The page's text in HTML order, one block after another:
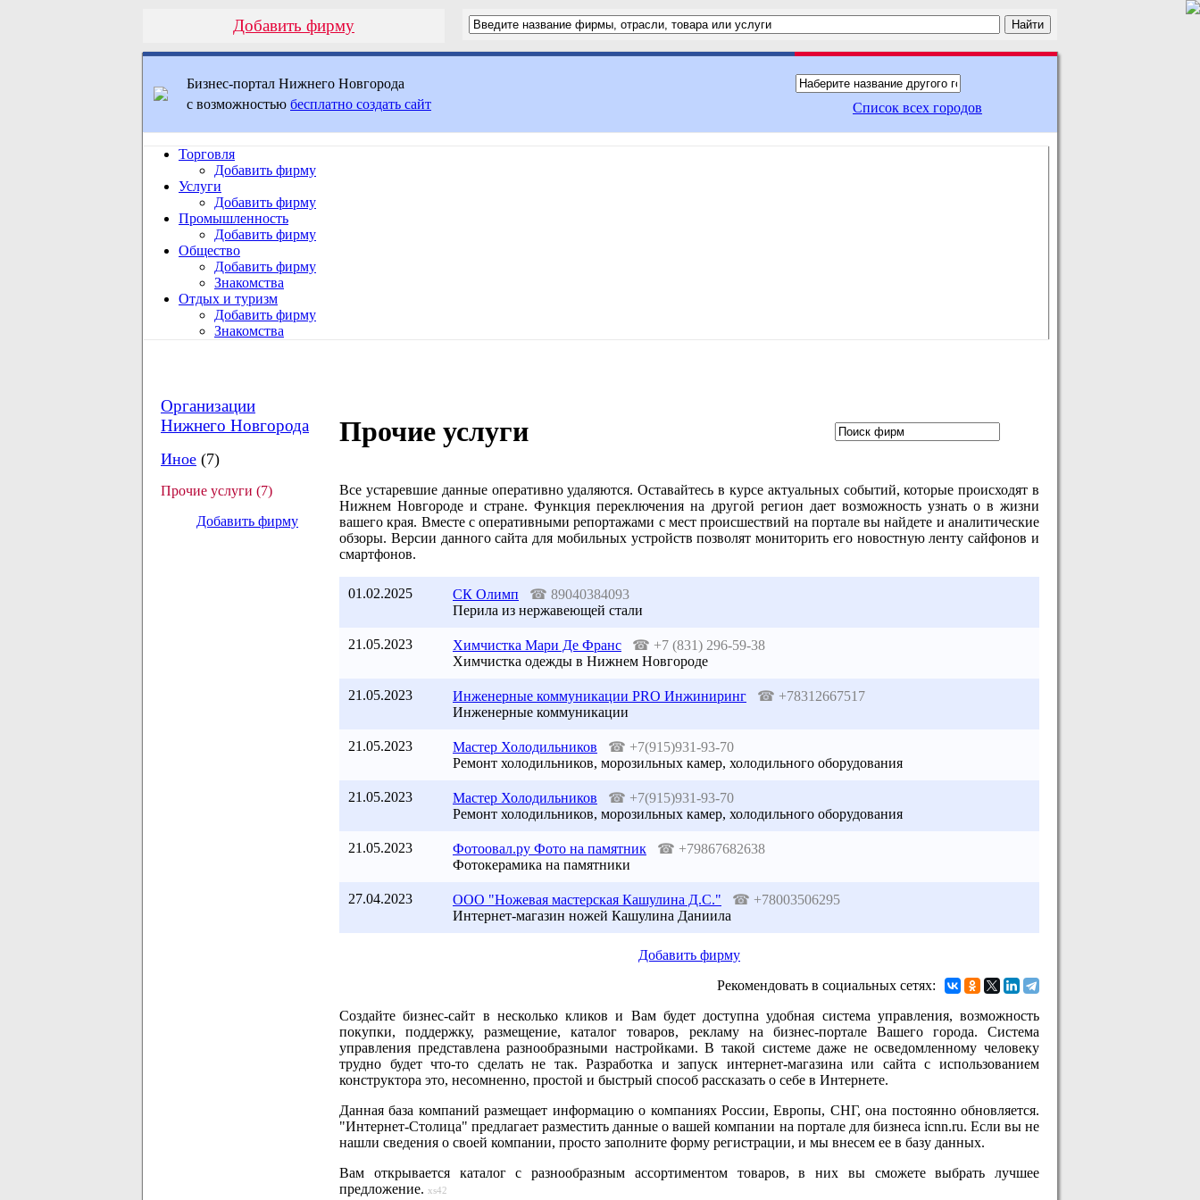
Добавить фирму
Бизнес-портал Нижнего Новгорода
с возможностью бесплатно создать сайт Список всех городов
Торговля
Добавить фирму
Услуги
Добавить фирму
Промышленность
Добавить фирму
Общество
Добавить фирму
Знакомства
Отдых и туризм
Добавить фирму
Знакомства
Организации
Нижнего Новгорода
Иное (7)
Прочие услуги (7)
Добавить фирму
Прочие услуги
Все устаревшие данные оперативно удаляются. Оставайтесь в курсе актуальных событий, которые происходят в
Нижнем Новгороде и стране. Функция переключения на другой регион дает возможность узнать о в жизни
вашего края. Вместе с оперативными репортажами с мест происшествий на портале вы найдете и аналитические
обзоры. Версии данного сайта для мобильных устройств позволят мониторить его новостную ленту сайфонов и
смартфонов.
01.02.2025 СК Олимп ☎ 89040384093
Перила из нержавеющей стали
21.05.2023 Химчистка Мари Де Франс ☎ +7 (831) 296-59-38
Химчистка одежды в Нижнем Новгороде
21.05.2023 Инженерные коммуникации PRO Инжиниринг ☎ +78312667517
Инженерные коммуникации
21.05.2023 Мастер Холодильников ☎ +7(915)931-93-70
Ремонт холодильников, морозильных камер, холодильного оборудования
21.05.2023 Мастер Холодильников ☎ +7(915)931-93-70
Ремонт холодильников, морозильных камер, холодильного оборудования
21.05.2023 Фотоовал.ру Фото на памятник ☎ +79867682638
Фотокерамика на памятники
27.04.2023 ООО "Ножевая мастерская Кашулина Д.С." ☎ +78003506295
Интернет-магазин ножей Кашулина Даниила
Добавить фирму
Рекомендовать в социальных сетях:
Создайте бизнес-сайт в несколько кликов и Вам будет доступна удобная система управления, возможность
покупки, поддержку, размещение, каталог товаров, рекламу на бизнес-портале Вашего города. Система
управления представлена разнообразными настройками. В такой системе даже не осведомленному человеку
трудно будет что-то сделать не так. Разработка и запуск интернет-магазина или сайта с использованием
конструктора это, несомненно, простой и быстрый способ рассказать о себе в Интернете.
Данная база компаний размещает информацию о компаниях России, Европы, СНГ, она постоянно обновляется.
"Интернет-Столица" предлагает разместить данные о вашей компании на портале для бизнеса icnn.ru. Если вы не
нашли сведения о своей компании, просто заполните форму регистрации, и мы внесем ее в базу данных.
Вам открывается каталог с разнообразным ассортиментом товаров, в них вы сможете выбрать лучшее
предложение. xs42